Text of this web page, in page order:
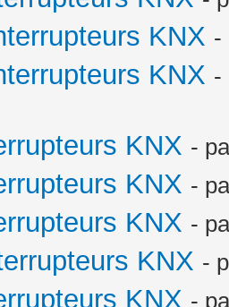
KNX -
KNX -
KNX -
KNX -
KNX -
KNX -
KNX -